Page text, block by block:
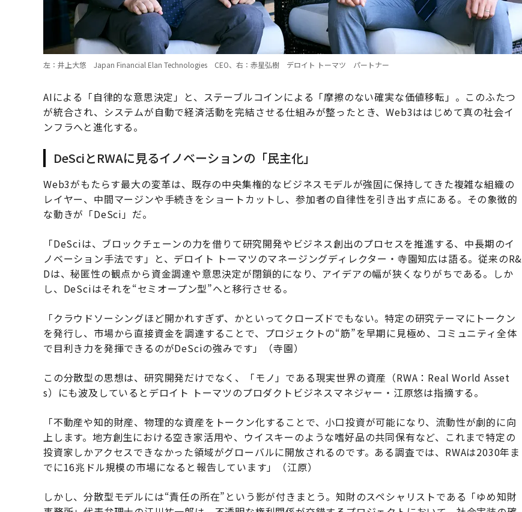
左：井上大悠 Japan Financial Elan Technologies CEO、右：赤星弘樹 デロイト トーマツ パートナー
AIによる「自律的な意思決定」と、ステーブルコインによる「摩擦のない確実な価値移転」。このふたつ
が統合され、システムが自動で経済活動を完結させる仕組みが整ったとき、Web3ははじめて真の社会イ
ンフラへと進化する。
DeSciとRWAに見るイノベーションの「民主化」
Web3がもたらす最大の変革は、既存の中央集権的なビジネスモデルが強固に保持してきた複雑な組織の
レイヤー、中間マージンや手続きをショートカットし、参加者の自律性を引き出す点にある。その象徴的
な動きが「DeSci」だ。
「DeSciは、ブロックチェーンの力を借りて研究開発やビジネス創出のプロセスを推進する、中長期のイ
ノベーション手法です」と、デロイト トーマツのマネージングディレクター・寺園知広は語る。従来のR&
Dは、秘匿性の観点から資金調達や意思決定が閉鎖的になり、アイデアの幅が狭くなりがちである。しか
し、DeSciはそれを“セミオープン型”へと移行させる。
「クラウドソーシングほど開かれすぎず、かといってクローズドでもない。特定の研究テーマにトークン
を発行し、市場から直接資金を調達することで、プロジェクトの“筋”を早期に見極め、コミュニティ全体
で目利き力を発揮できるのがDeSciの強みです」（寺園）
この分散型の思想は、研究開発だけでなく、「モノ」である現実世界の資産（RWA：Real World Asset
s）にも波及しているとデロイト トーマツのプロダクトビジネスマネジャー・江原悠は指摘する。
「不動産や知的財産、物理的な資産をトークン化することで、小口投資が可能になり、流動性が劇的に向
上します。地方創生における空き家活用や、ウイスキーのような嗜好品の共同保有など、これまで特定の
投資家しかアクセスできなかった領域がグローバルに開放されるのです。ある調査では、RWAは2030年ま
でに16兆ドル規模の市場になると報告しています」（江原）
しかし、分散型モデルには“責任の所在”という影が付きまとう。知財のスペシャリストである「ゆめ知財